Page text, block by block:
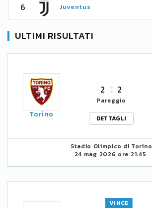
6 Juventus
ULTIMI RISULTATI
Torino
2 2
Pareggio
DETTAGLI
Stadio Olimpico di Torino
24 mag 2026 ore 21:45
VINCE